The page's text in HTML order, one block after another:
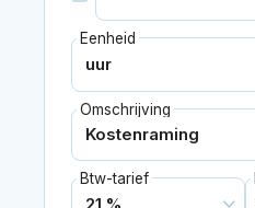
Eenheid
Omschrijving
Btw-tarief